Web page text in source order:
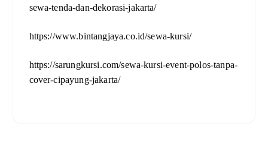
sewa-tenda-dan-dekorasi-jakarta/
https://www.bintangjaya.co.id/sewa-kursi/
https://sarungkursi.com/sewa-kursi-event-polos-tanpa-
cover-cipayung-jakarta/